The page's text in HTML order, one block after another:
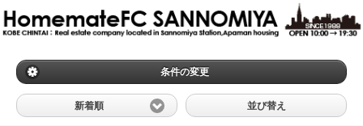
条件の変更
新着順 並び替え